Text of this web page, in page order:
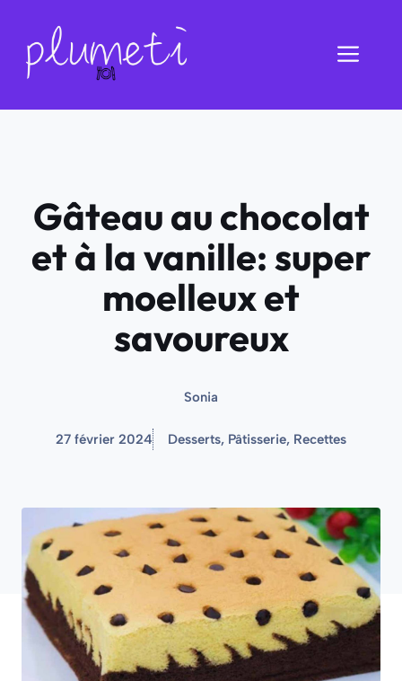
contenu
Gâteau au chocolat
et à la vanille: super
moelleux et
savoureux
Sonia
27 février 2024 Desserts, Pâtisserie, Recettes